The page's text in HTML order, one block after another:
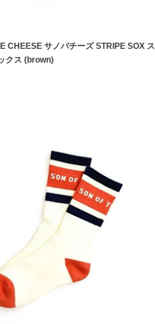
CHEESE サノバチーズ STRIPE SOX ス
クス (brown)